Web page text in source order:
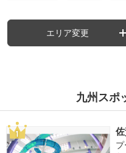
エリア変更
九州スポ